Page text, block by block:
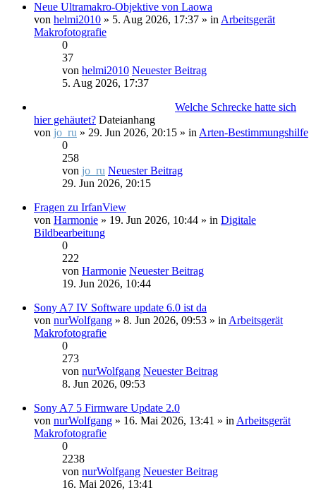
Neue Ultramakro-Objektive von Laowa
von helmi2010 » 5. Aug 2026, 17:37 » in Arbeitsgerät
Makrofotografie
0
37
von helmi2010 Neuester Beitrag
5. Aug 2026, 17:37
Welche Schrecke hatte sich
hier gehäutet? Dateianhang
von jo_ru » 29. Jun 2026, 20:15 » in Arten-Bestimmungshilfe
0
258
von jo_ru Neuester Beitrag
29. Jun 2026, 20:15
Fragen zu IrfanView
von Harmonie » 19. Jun 2026, 10:44 » in Digitale
Bildbearbeitung
0
222
von Harmonie Neuester Beitrag
19. Jun 2026, 10:44
Sony A7 IV Software update 6.0 ist da
von nurWolfgang » 8. Jun 2026, 09:53 » in Arbeitsgerät
Makrofotografie
0
273
von nurWolfgang Neuester Beitrag
8. Jun 2026, 09:53
Sony A7 5 Firmware Update 2.0
von nurWolfgang » 16. Mai 2026, 13:41 » in Arbeitsgerät
Makrofotografie
0
2238
von nurWolfgang Neuester Beitrag
16. Mai 2026, 13:41